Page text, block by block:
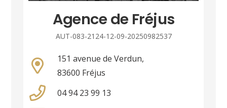
Agence de Fréjus
AUT-083-2124-12-09-20250982537
151 avenue de Verdun,
83600 Fréjus
04 94 23 99 13